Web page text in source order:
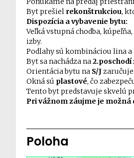
Byt prešiel rekonštrukciou,
Dispozícia a vybavenie bytu:
Veľká vstupná chodba,
izby.
Podlahy sú kombináciou lina
Byt sa nachádza na2.poschodí
Orientácia bytu na S/Jzaručuje
Okná sú plastové, čo
Tento byt predstavuje skvelú
Pri vážnom záujme je možná
Poloha